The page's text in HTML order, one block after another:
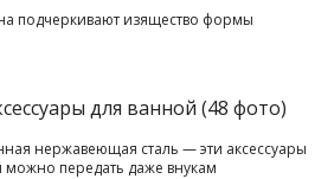
подчеркивают изящество формы
нержавеющая сталь — эти аксессуары
можно передать даже внукам